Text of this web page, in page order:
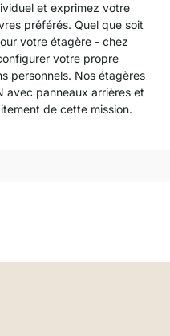
et exprimez votre
préférés. Quel que soit
votre étagère - chez
votre propre
personnels. Nos étagères
avec panneaux arrières et
de cette mission.